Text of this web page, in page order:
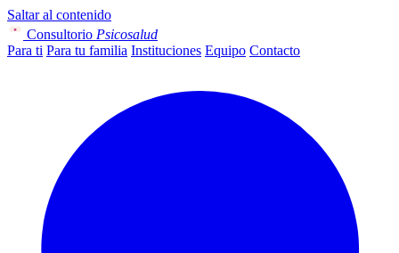
Saltar al contenido
Consultorio Psicosalud
Para ti Para tu familia Instituciones Equipo Contacto